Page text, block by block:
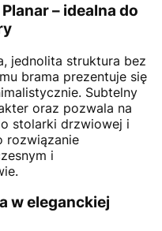
– idealna do
jednolita struktura bez
brama prezentuje się
Subtelny
oraz pozwala na
stolarki drzwiowej i
rozwiązanie
i
w eleganckiej